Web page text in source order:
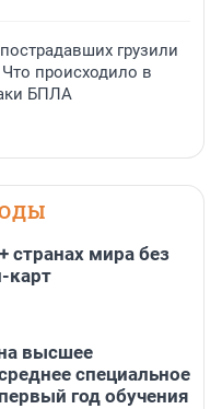
грузили
происходило в
БПЛА
странах мира без
карт
высшее
специальное
год обучения